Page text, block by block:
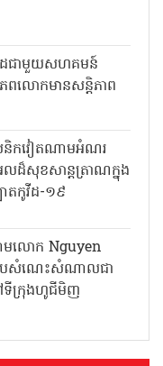
ៃជាមួយសហគមន៍
ពលោកមានសន្តិភាព
និកវៀតណាមអំណរ
ដ៏សុខសាន្តត្រាណក្នុង
ាតកូវីដ-១៩
ាមលោក Nguyen
បសំណេះសំណាលជា
ទីក្រុងហូជីមិញ